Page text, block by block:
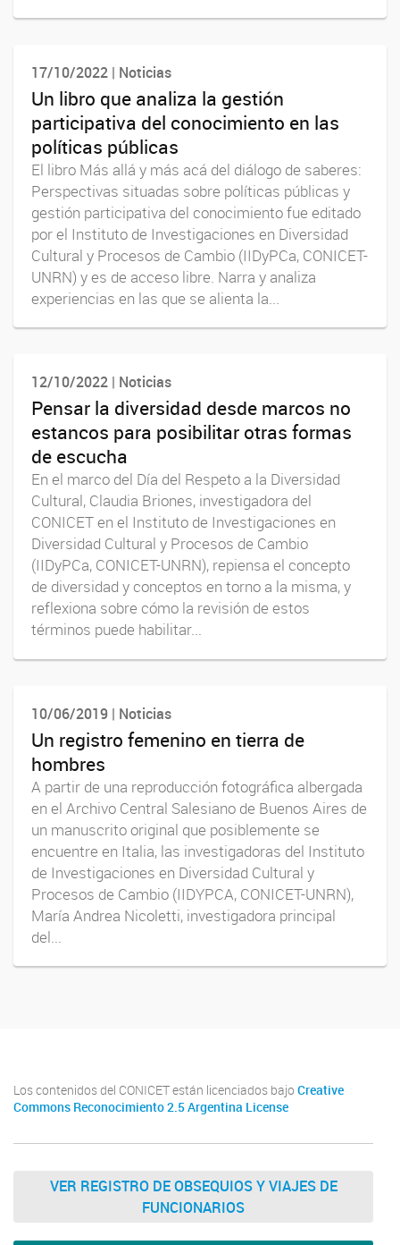
17/10/2022 | Noticias
Un libro que analiza la gestión
participativa del conocimiento en las
políticas públicas
El libro Más allá y más acá del diálogo de saberes:
Perspectivas situadas sobre políticas públicas y
gestión participativa del conocimiento fue editado
por el Instituto de Investigaciones en Diversidad
Cultural y Procesos de Cambio (IIDyPCa, CONICET-
UNRN) y es de acceso libre. Narra y analiza
experiencias en las que se alienta la...
12/10/2022 | Noticias
Pensar la diversidad desde marcos no
estancos para posibilitar otras formas
de escucha
En el marco del Día del Respeto a la Diversidad
Cultural, Claudia Briones, investigadora del
CONICET en el Instituto de Investigaciones en
Diversidad Cultural y Procesos de Cambio
(IIDyPCa, CONICET-UNRN), repiensa el concepto
de diversidad y conceptos en torno a la misma, y
reflexiona sobre cómo la revisión de estos
términos puede habilitar...
10/06/2019 | Noticias
Un registro femenino en tierra de
hombres
A partir de una reproducción fotográfica albergada
en el Archivo Central Salesiano de Buenos Aires de
un manuscrito original que posiblemente se
encuentre en Italia, las investigadoras del Instituto
de Investigaciones en Diversidad Cultural y
Procesos de Cambio (IIDYPCA, CONICET-UNRN),
María Andrea Nicoletti, investigadora principal
del...
Los contenidos del CONICET están licenciados bajo Creative
Commons Reconocimiento 2.5 Argentina License
VER REGISTRO DE OBSEQUIOS Y VIAJES DE
FUNCIONARIOS